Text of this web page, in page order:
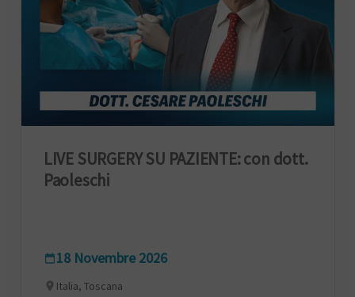
LIVE SURGERY SU PAZIENTE: con dott.
Paoleschi
18 Novembre 2026
Italia, Toscana